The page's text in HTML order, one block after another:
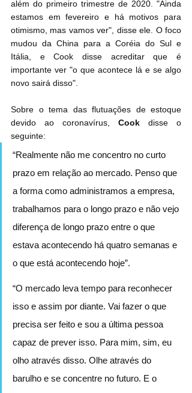
além do primeiro trimestre de 2020. "Ainda
estamos em fevereiro e há motivos para
otimismo, mas vamos ver", disse ele. O foco
mudou da China para a Coréia do Sul e
Itália, e Cook disse acreditar que é
importante ver "o que acontece lá e se algo
novo sairá disso".
Sobre o tema das flutuações de estoque
devido ao coronavírus, Cook disse o
seguinte:
“Realmente não me concentro no curto
prazo em relação ao mercado. Penso que
a forma como administramos a empresa,
trabalhamos para o longo prazo e não vejo
diferença de longo prazo entre o que
estava acontecendo há quatro semanas e
o que está acontecendo hoje”.
“O mercado leva tempo para reconhecer
isso e assim por diante. Vai fazer o que
precisa ser feito e sou a última pessoa
capaz de prever isso. Para mim, sim, eu
olho através disso. Olhe através do
barulho e se concentre no futuro. E o